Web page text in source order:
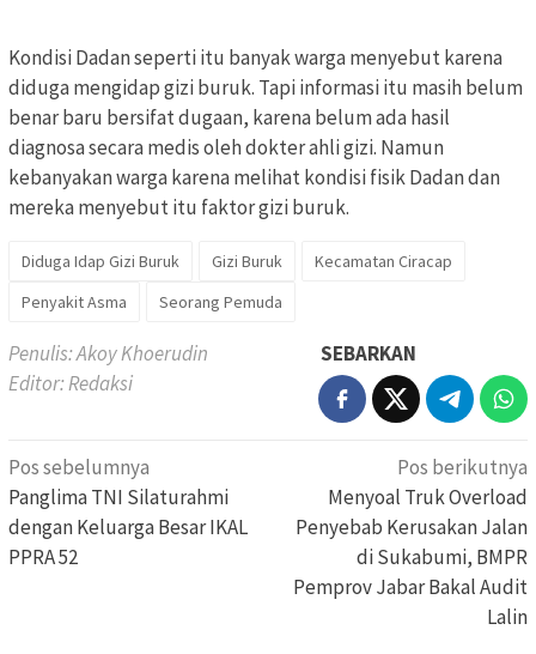
Kondisi Dadan seperti itu banyak warga menyebut karena
diduga mengidap gizi buruk. Tapi informasi itu masih belum
benar baru bersifat dugaan, karena belum ada hasil
diagnosa secara medis oleh dokter ahli gizi. Namun
kebanyakan warga karena melihat kondisi fisik Dadan dan
mereka menyebut itu faktor gizi buruk.
Diduga Idap Gizi Buruk Gizi Buruk
Kecamatan Ciracap
Penyakit Asma
Seorang Pemuda
Penulis: Akoy Khoerudin
Editor: Redaksi
SEBARKAN
Navigasi
pos
Pos sebelumnya
Panglima TNI Silaturahmi
dengan Keluarga Besar IKAL
PPRA 52
Pos berikutnya
Menyoal Truk Overload
Penyebab Kerusakan Jalan
di Sukabumi, BMPR
Pemprov Jabar Bakal Audit
Lalin